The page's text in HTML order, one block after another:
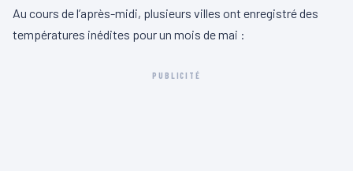
Au cours de l’après-midi, plusieurs villes ont enregistré des
températures inédites pour un mois de mai :
PUBLICITÉ